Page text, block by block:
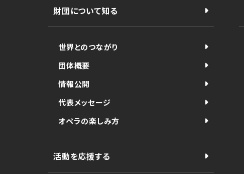
財団について知る
世界とのつながり
団体概要
情報公開
代表メッセージ
オペラの楽しみ方
活動を応援する